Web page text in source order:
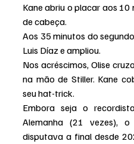
Kane abriu o placar aos
de cabeça.
Aos 35 minutos do
Luis Díaz e ampliou.
Nos acréscimos, Olise
na mão de Stiller. Kane
seu hat-trick.
Embora seja o
Alemanha (21 vezes),
disputava a final desde